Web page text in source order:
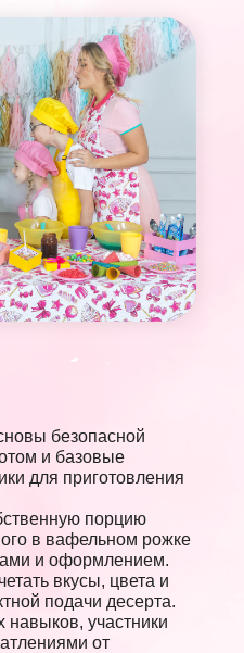
безопасной
и базовые
для приготовления
порцию
в вафельном рожке
и оформлением.
вкусы, цвета и
подачи десерта.
участники
от